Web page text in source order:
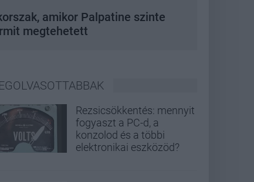
amikor Palpatine szinte
megtehetett
Rezsicsökkentés: mennyit
fogyaszt a PC-d, a
konzolod és a többi
elektronikai eszközöd?